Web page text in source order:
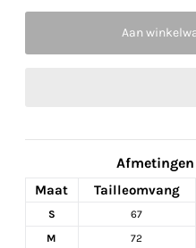
Maat Tailleomvang
S 67
M
72